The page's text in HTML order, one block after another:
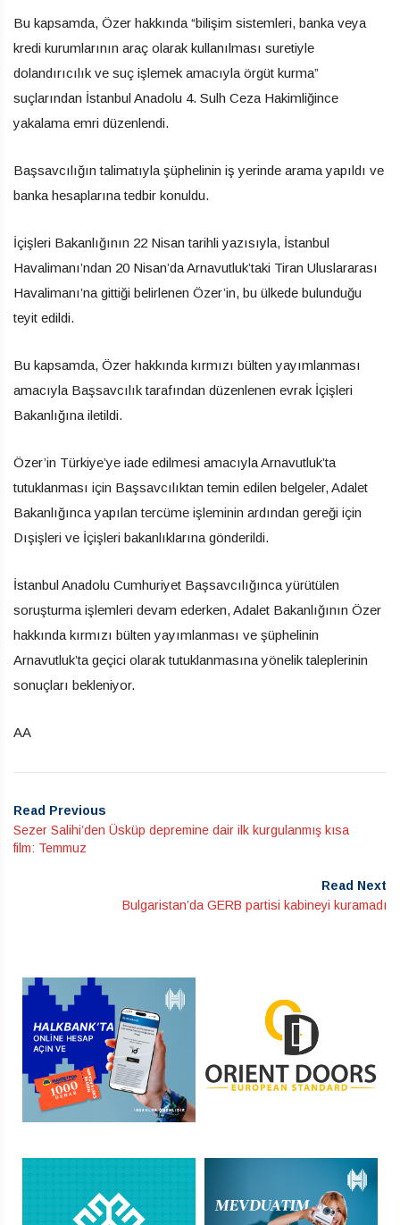
Bu kapsamda, Özer hakkında “bilişim sistemleri, banka veya
kredi kurumlarının araç olarak kullanılması suretiyle
dolandırıcılık ve suç işlemek amacıyla örgüt kurma”
suçlarından İstanbul Anadolu 4. Sulh Ceza Hakimliğince
yakalama emri düzenlendi.
Başsavcılığın talimatıyla şüphelinin iş yerinde arama yapıldı ve
banka hesaplarına tedbir konuldu.
İçişleri Bakanlığının 22 Nisan tarihli yazısıyla, İstanbul
Havalimanı’ndan 20 Nisan’da Arnavutluk’taki Tiran Uluslararası
Havalimanı’na gittiği belirlenen Özer’in, bu ülkede bulunduğu
teyit edildi.
Bu kapsamda, Özer hakkında kırmızı bülten yayımlanması
amacıyla Başsavcılık tarafından düzenlenen evrak İçişleri
Bakanlığına iletildi.
Özer’in Türkiye’ye iade edilmesi amacıyla Arnavutluk’ta
tutuklanması için Başsavcılıktan temin edilen belgeler, Adalet
Bakanlığınca yapılan tercüme işleminin ardından gereği için
Dışişleri ve İçişleri bakanlıklarına gönderildi.
İstanbul Anadolu Cumhuriyet Başsavcılığınca yürütülen
soruşturma işlemleri devam ederken, Adalet Bakanlığının Özer
hakkında kırmızı bülten yayımlanması ve şüphelinin
Arnavutluk’ta geçici olarak tutuklanmasına yönelik taleplerinin
sonuçları bekleniyor.
AA
Read Previous
Sezer Salihi’den Üsküp depremine dair ilk kurgulanmış kısa
film: Temmuz
Read Next
Bulgaristan’da GERB partisi kabineyi kuramadı